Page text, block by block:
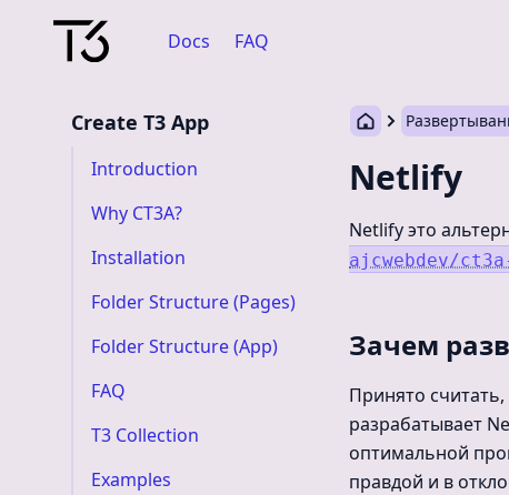
Docs FAQ
Create T3 App
Introduction
Why CT3A?
Installation
Folder Structure (Pages)
Folder Structure (App)
FAQ
T3 Collection
Examples
Netlify
Netlify это
ajcwebdev/
Зачем
Принято
разрабатывает
оптимальной
правдой и в